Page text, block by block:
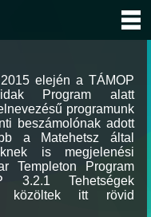
elején a TÁMOP
Program alatt
programunk
beszámolónak adott
a Matehetsz által
is megjelenési
Templeton Program
3.2.1 Tehetségek
közöltek itt rövid